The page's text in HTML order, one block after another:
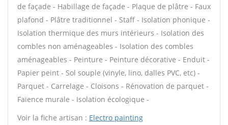
de façade - Habillage de façade - Plaque de plâtre - Faux
plafond - Plâtre traditionnel - Staff - Isolation phonique -
Isolation thermique des murs intérieurs - Isolation des
combles non aménageables - Isolation des combles
aménageables - Peinture - Peinture décorative - Enduit -
Papier peint - Sol souple (vinyle, lino, dalles PVC, etc) -
Parquet - Carrelage - Cloisons - Rénovation de parquet -
Faïence murale - Isolation écologique -
Voir la fiche artisan : Electro painting